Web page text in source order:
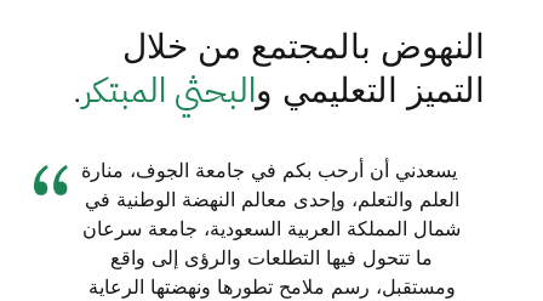
النهوض بالمجتمع من خلال
التميز التعليمي والبحثي المبتكر.
يسعدني أن أرحب بكم في جامعة الجوف، منارة
العلم والتعلم، وإحدى معالم النهضة الوطنية في
شمال المملكة العربية السعودية، جامعة سرعان
ما تتحول فيها التطلعات والرؤى إلى واقع
ومستقبل، رسم ملامح تطورها ونهضتها الرعاية